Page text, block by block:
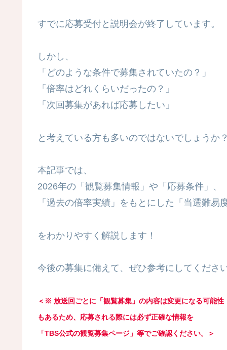
すでに応募受付と説明会が終了しています。
しかし、
「どのような条件で募集されていたの？」
「倍率はどれくらいだったの？」
「次回募集があれば応募したい」
と考えている方も多いのではないでしょうか
本記事では、
2026年の「観覧募集情報」や「応募条件」、
「過去の倍率実績」をもとにした「当選難易
をわかりやすく解説します！
今後の募集に備えて、ぜひ参考にしてくださ
＜※ 放送回ごとに「観覧募集」の内容は変更になる可能性
もあるため、応募される際には必ず正確な情報を
「TBS公式の観覧募集ページ」等でご確認ください。＞